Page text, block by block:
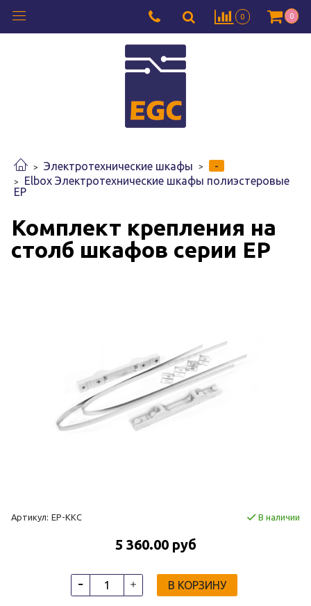
0 0
Электротехнические шкафы
-
Elbox Электротехнические шкафы полиэстеровые
EP
Комплект крепления на
столб шкафов серии EP
Артикул: EP-KKC В наличии
5 360.00 руб
В КОРЗИНУ